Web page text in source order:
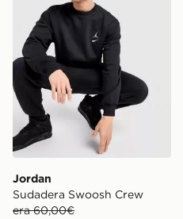
Jordan
Sudadera Swoosh Crew
era 60,00€